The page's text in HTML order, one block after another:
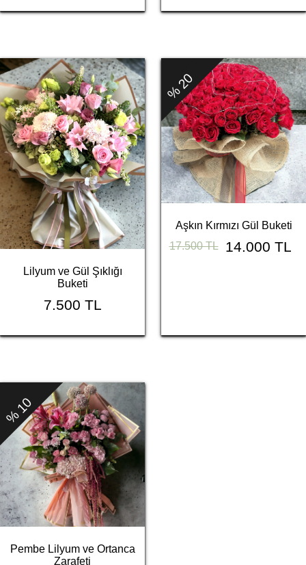
Lilyum ve Gül Şıklığı
Buketi
7.500 TL
% 20
Aşkın Kırmızı Gül Buketi
17.500 TL
14.000 TL
% 10
Pembe Lilyum ve Ortanca
Zarafeti